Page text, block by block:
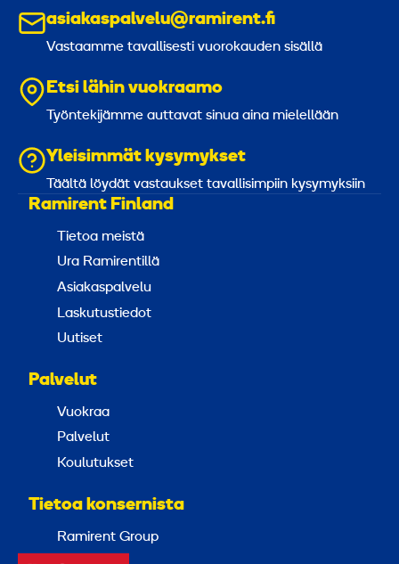
asiakaspalvelu@ramirent.fi
Vastaamme tavallisesti vuorokauden sisällä
Etsi lähin vuokraamo
Työntekijämme auttavat sinua aina mielellään
Yleisimmät kysymykset
Täältä löydät vastaukset tavallisimpiin kysymyksiin
Ramirent Finland
Tietoa meistä
Ura Ramirentillä
Asiakaspalvelu
Laskutustiedot
Uutiset
Palvelut
Vuokraa
Palvelut
Koulutukset
Tietoa konsernista
Ramirent Group